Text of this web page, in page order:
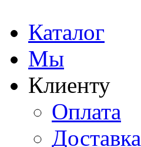
Каталог
Мы
Клиенту
Оплата
Доставка